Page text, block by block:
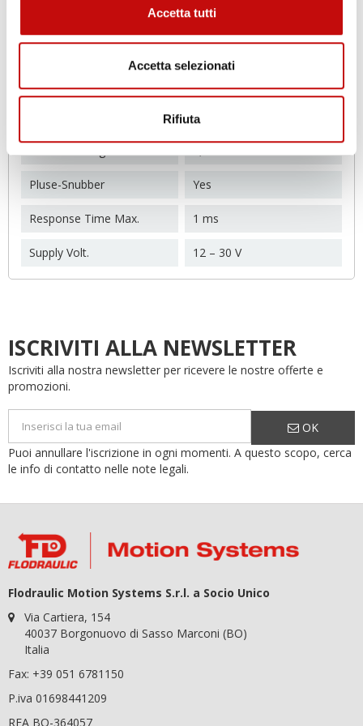
Accetta tutti
Accetta selezionati
Rifiuta
Volt
Output Sign. Type 0 – 10 V
G - 1/4 Male
Pluse-Snubber Yes
Response Time Max. 1 ms
Supply Volt. 12 – 30 V
ISCRIVITI ALLA NEWSLETTER
Iscriviti alla nostra newsletter per ricevere le nostre offerte e
promozioni.
OK
Puoi annullare l'iscrizione in ogni momenti. A questo scopo, cerca
le info di contatto nelle note legali.
Flodraulic Motion Systems S.r.l. a Socio Unico
Via Cartiera, 154
40037 Borgonuovo di Sasso Marconi (BO)
Italia
Fax: +39 051 6781150
P.iva 01698441209
REA BO-364057